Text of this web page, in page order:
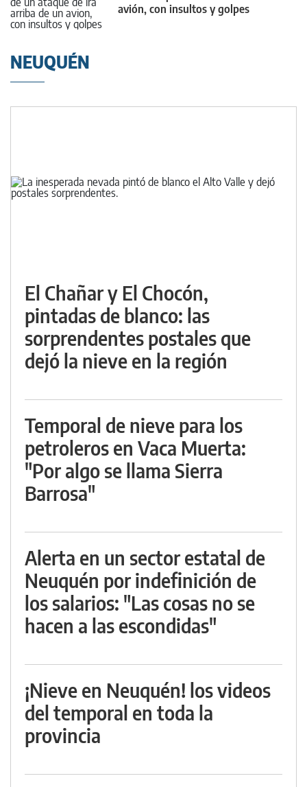
avión, con insultos y golpes
NEUQUÉN
El Chañar y El Chocón,
pintadas de blanco: las
sorprendentes postales que
dejó la nieve en la región
Temporal de nieve para los
petroleros en Vaca Muerta:
"Por algo se llama Sierra
Barrosa"
Alerta en un sector estatal de
Neuquén por indefinición de
los salarios: "Las cosas no se
hacen a las escondidas"
¡Nieve en Neuquén! los videos
del temporal en toda la
provincia